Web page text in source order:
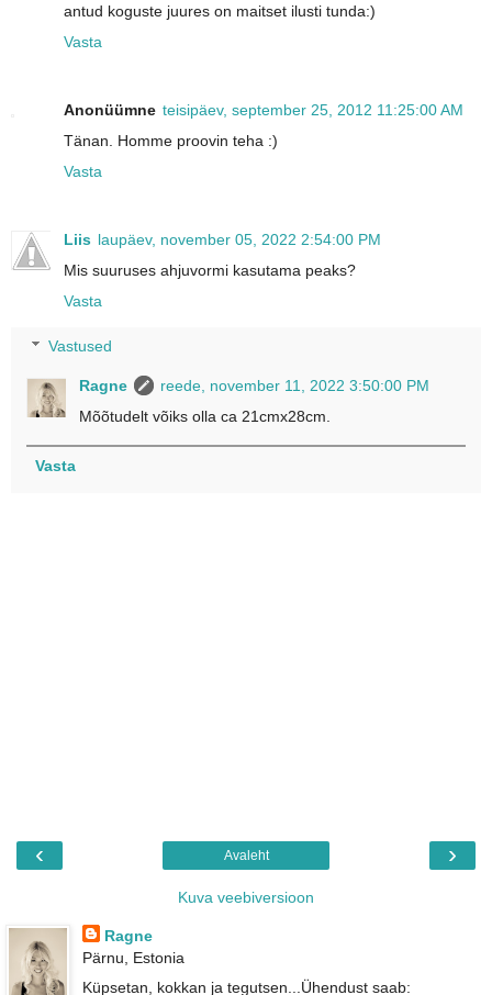
antud koguste juures on maitset ilusti tunda:)
Vasta
Anonüümne teisipäev, september 25, 2012 11:25:00 AM
Tänan. Homme proovin teha :)
Vasta
Liis laupäev, november 05, 2022 2:54:00 PM
Mis suuruses ahjuvormi kasutama peaks?
Vasta
Vastused
Ragne
reede, november 11, 2022 3:50:00 PM
Mõõtudelt võiks olla ca 21cmx28cm.
Vasta
‹ ›
Avaleht
Kuva veebiversioon
Ragne
Pärnu, Estonia
Küpsetan, kokkan ja tegutsen...Ühendust saab: